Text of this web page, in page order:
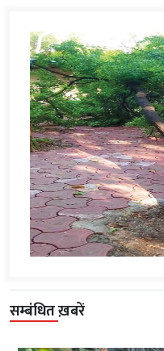
सम्बंधित ख़बरें